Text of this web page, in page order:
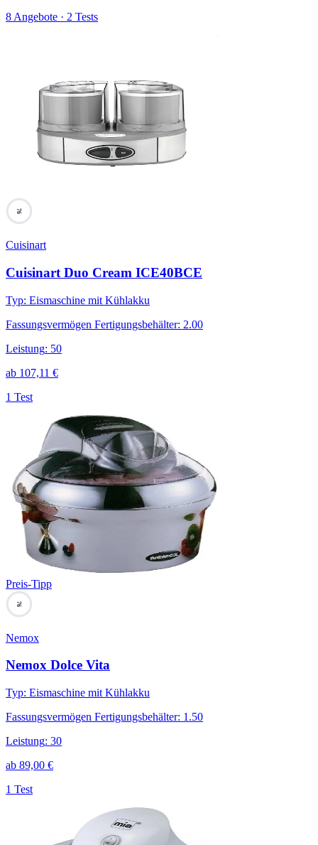
8 Angebote · 2 Tests
76
Cuisinart
Cuisinart Duo Cream ICE40BCE
Typ: Eismaschine mit Kühlakku
Fassungsvermögen Fertigungsbehälter: 2.00
Leistung: 50
ab 107,11 €
1 Test
Preis-Tipp
76
Nemox
Nemox Dolce Vita
Typ: Eismaschine mit Kühlakku
Fassungsvermögen Fertigungsbehälter: 1.50
Leistung: 30
ab 89,00 €
1 Test